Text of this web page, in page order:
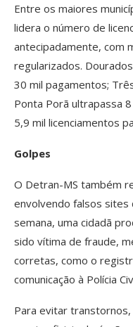
Entre os maiores
lidera o número de
antecipadamente, com
regularizados.
30 mil pagamentos;
Ponta Porã ultrapassa
5,9 mil licenciamentos
Golpes
O Detran-MS também
envolvendo falsos sites
semana, uma cidadã
sido vítima de fraude,
corretas, como o
comunicação à Polícia
Para evitar